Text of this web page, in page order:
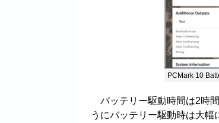
PCMark 10
バッテリー駆動時間は2時
うにバッテリー駆動時は大